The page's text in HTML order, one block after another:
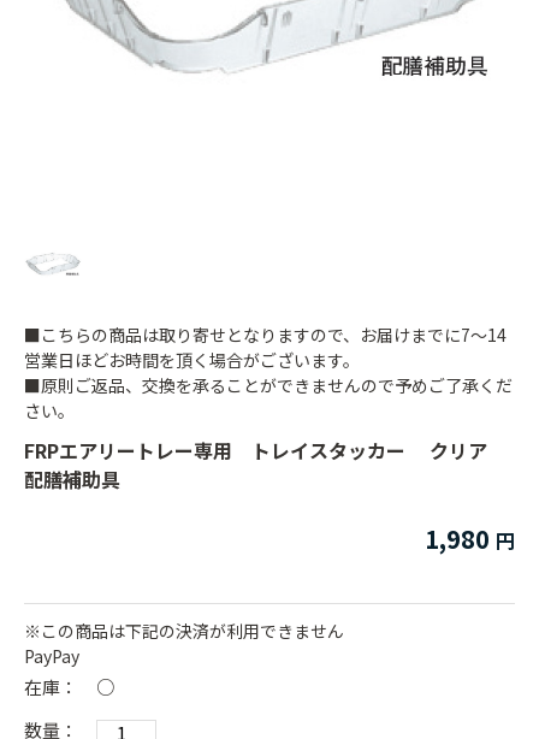
FRPエアリートレー専用 トレイスタッカー クリア
配膳補助具
1,980
※この商品は下記の決済が利用できません
PayPay
在庫：
○
数量：
■こちらの商品は取り寄せとなりますので、お届けまでに7～14
営業日ほどお時間を頂く場合がございます。
■原則ご返品、交換を承ることができませんので予めご了承くだ
さい。